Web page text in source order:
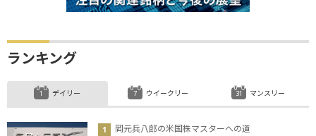
ランキング
デイリー
岡元兵八郎の米国株マスターへの道
ウイークリー マンスリー